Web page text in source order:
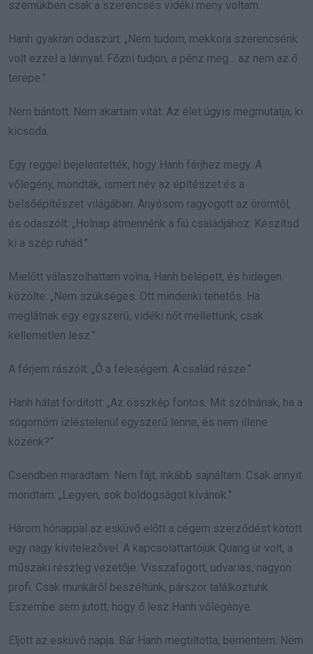
szemükben csak a szerencsés vidéki meny voltam.
Hanh gyakran odaszúrt: „Nem tudom, mekkora szerencsénk
volt ezzel a lánnyal. Főzni tudjon, a pénz meg… az nem az ő
terepe.”
Nem bántott. Nem akartam vitát. Az élet úgyis megmutatja, ki
kicsoda.
Egy reggel bejelentették, hogy Hanh férjhez megy. A
vőlegény, mondták, ismert név az építészet és a
belsőépítészet világában. Anyósom ragyogott az örömtől,
és odaszólt: „Holnap átmennénk a fiú családjához. Készítsd
ki a szép ruhád.”
Mielőtt válaszolhattam volna, Hanh belépett, és hidegen
közölte: „Nem szükséges. Ott mindenki tehetős. Ha
meglátnak egy egyszerű, vidéki nőt mellettünk, csak
kellemetlen lesz.”
A férjem rászólt: „Ő a feleségem. A család része.”
Hanh hátat fordított: „Az összkép fontos. Mit szólnának, ha a
sógornőm ízléstelenül egyszerű lenne, és nem illene
közénk?”
Csendben maradtam. Nem fájt, inkább sajnáltam. Csak annyit
mondtam: „Legyen, sok boldogságot kívánok.”
Három hónappal az esküvő előtt a cégem szerződést kötött
egy nagy kivitelezővel. A kapcsolattartójuk Quang úr volt, a
műszaki részleg vezetője. Visszafogott, udvarias, nagyon
profi. Csak munkáról beszéltünk, párszor találkoztunk.
Eszembe sem jutott, hogy ő lesz Hanh vőlegénye.
Eljött az esküvő napja. Bár Hanh megtiltotta, bementem. Nem